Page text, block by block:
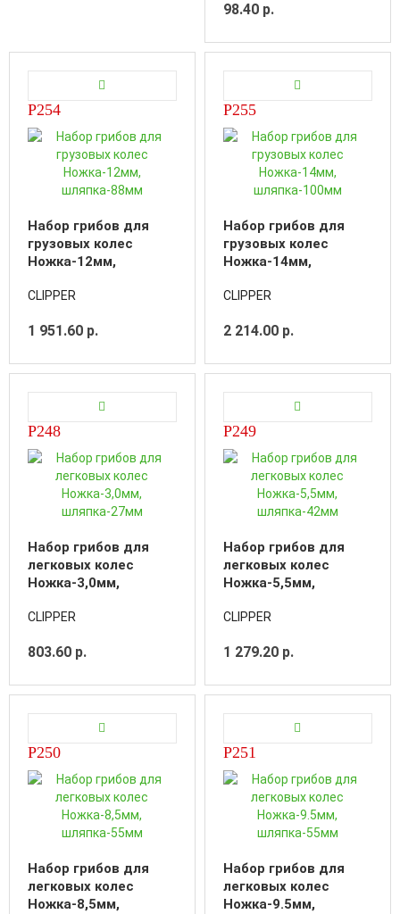
98.40 р.
P254
Набор грибов для
грузовых колес
Ножка-12мм,
CLIPPER
1 951.60 р.
P255
Набор грибов для
грузовых колес
Ножка-14мм,
CLIPPER
2 214.00 р.
P248
Набор грибов для
легковых колес
Ножка-3,0мм,
CLIPPER
803.60 р.
P249
Набор грибов для
легковых колес
Ножка-5,5мм,
CLIPPER
1 279.20 р.
P250
Набор грибов для
легковых колес
Ножка-8,5мм,
P251
Набор грибов для
легковых колес
Ножка-9.5мм,